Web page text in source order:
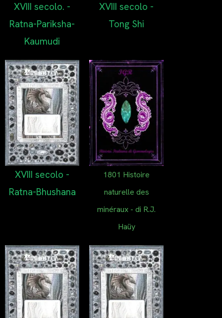
XVIII secolo. -
Ratna-Pariksha-
Kaumudi
XVIII secolo -
Tong Shi
XVIII secolo -
Ratna-Bhushana
1801 Histoire
naturelle des
minéraux - di R.J.
Haüy